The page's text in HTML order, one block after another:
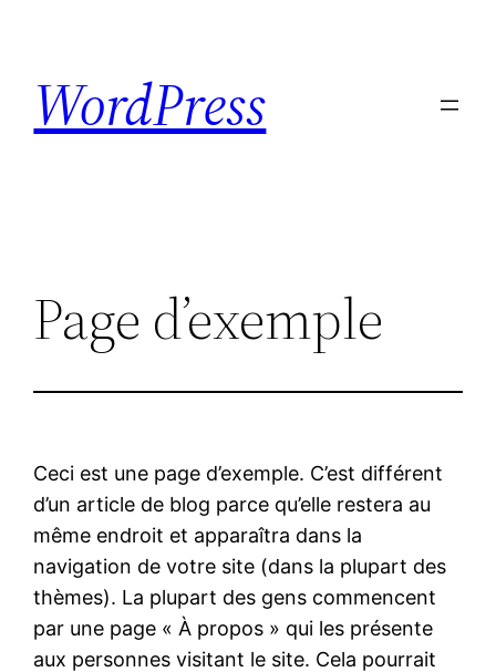
content
WordPress
Page d’exemple
Ceci est une page d’exemple. C’est différent
d’un article de blog parce qu’elle restera au
même endroit et apparaîtra dans la
navigation de votre site (dans la plupart des
thèmes). La plupart des gens commencent
par une page « À propos » qui les présente
aux personnes visitant le site. Cela pourrait